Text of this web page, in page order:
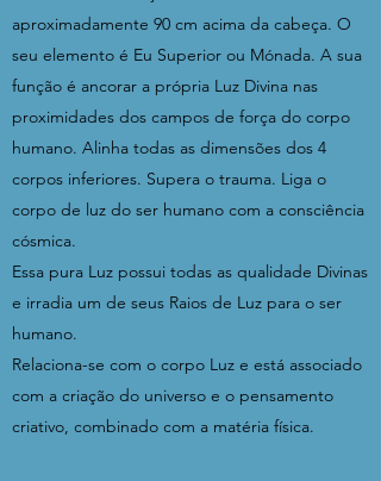
aproximadamente 90 cm acima da cabeça. O
seu elemento é Eu Superior ou Mónada. A sua
função é ancorar a própria Luz Divina nas
proximidades dos campos de força do corpo
humano. Alinha todas as dimensões dos 4
corpos inferiores. Supera o trauma. Liga o
corpo de luz do ser humano com a consciência
cósmica.
Essa pura Luz possui todas as qualidade Divinas
e irradia um de seus Raios de Luz para o ser
humano.
Relaciona-se com o corpo Luz e está associado
com a criação do universo e o pensamento
criativo, combinado com a matéria física.